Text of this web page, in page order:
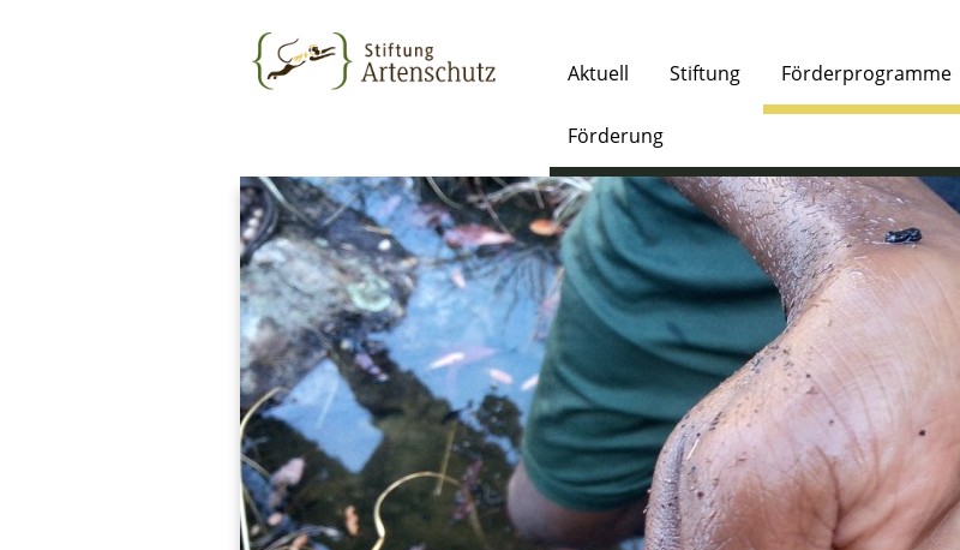
Aktuell Stiftung Förderprogramme
Förderung